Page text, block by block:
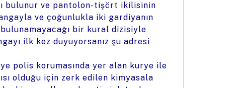
bulunur ve pantolon-tişört ikilisinin
ve çoğunlukla iki gardiyanın
bir kural dizisiyle
ilk kez duyuyorsanız şu adresi
polis korumasında yer alan kurye ile
olduğu için zerk edilen kimyasala